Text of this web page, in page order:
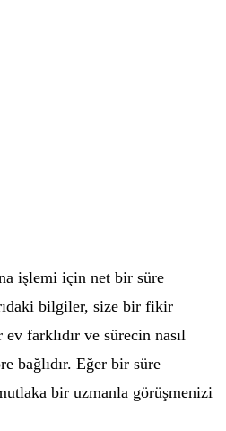
işlemi için net bir süre
bilgiler, size bir fikir
farklıdır ve sürecin nasıl
bağlıdır. Eğer bir süre
bir uzmanla görüşmenizi